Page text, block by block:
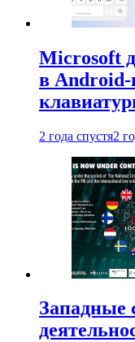
Microsoft
в Android-
2 года спустя2
Западные